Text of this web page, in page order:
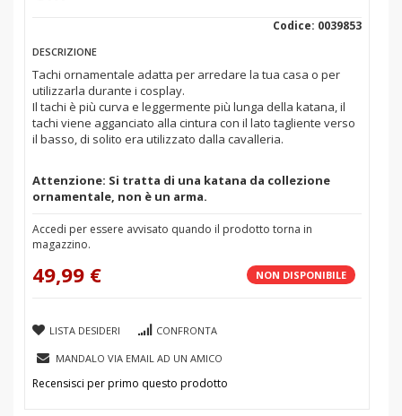
Codice: 0039853
DESCRIZIONE
Tachi ornamentale adatta per arredare la tua casa o per
utilizzarla durante i cosplay.
Il tachi è più curva e leggermente più lunga della katana, il
tachi viene agganciato alla cintura con il lato tagliente verso
il basso, di solito era utilizzato dalla cavalleria.
Attenzione: Si tratta di una katana da collezione
ornamentale, non è un arma.
Accedi per essere avvisato quando il prodotto torna in
magazzino.
NON DISPONIBILE
49,99 €
LISTA DESIDERI CONFRONTA
MANDALO VIA EMAIL AD UN AMICO
Recensisci per primo questo prodotto